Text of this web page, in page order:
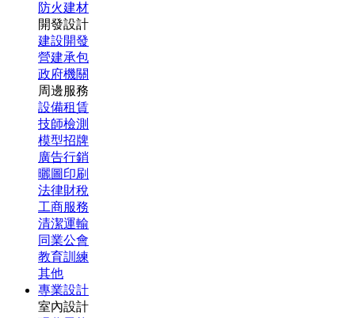
防火建材
開發設計
建設開發
營建承包
政府機關
周邊服務
設備租賃
技師檢測
模型招牌
廣告行銷
曬圖印刷
法律財稅
工商服務
清潔運輸
同業公會
教育訓練
其他
專業設計
室內設計